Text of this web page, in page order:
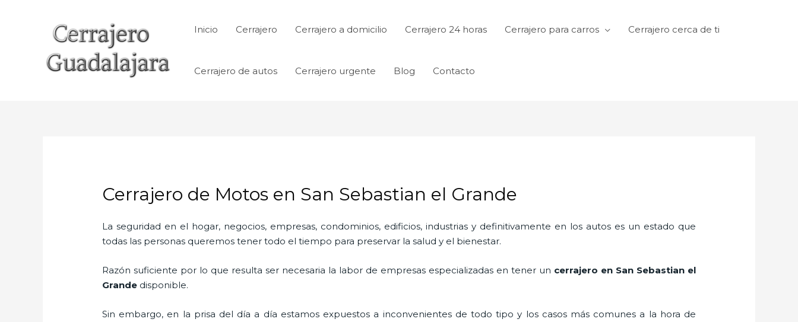
Inicio Cerrajero Cerrajero a domicilio Cerrajero 24 horas Cerrajero para carros Cerrajero cerca de ti
Cerrajero de autos Cerrajero urgente Blog Contacto
Cerrajero de Motos en San Sebastian el Grande
La seguridad en el hogar, negocios, empresas, condominios, edificios, industrias y definitivamente en los autos es un estado que
todas las personas queremos tener todo el tiempo para preservar la salud y el bienestar.
Razón suficiente por lo que resulta ser necesaria la labor de empresas especializadas en tener un cerrajero en San Sebastian el
Grande disponible.
Sin embargo, en la prisa del día a día estamos expuestos a inconvenientes de todo tipo y los casos más comunes a la hora de